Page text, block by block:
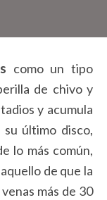
como un tipo
de chivo y
y acumula
último disco,
lo más común,
de que la
más de 30